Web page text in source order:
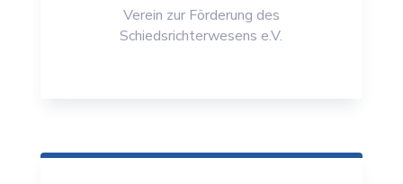
Verein zur Förderung des
Schiedsrichterwesens e.V.